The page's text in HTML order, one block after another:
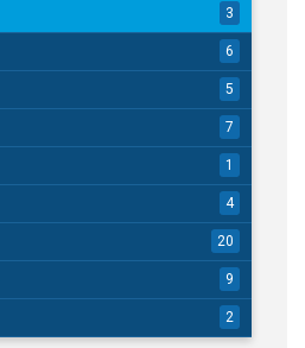
3
6
5
7
1
4
20
9
2